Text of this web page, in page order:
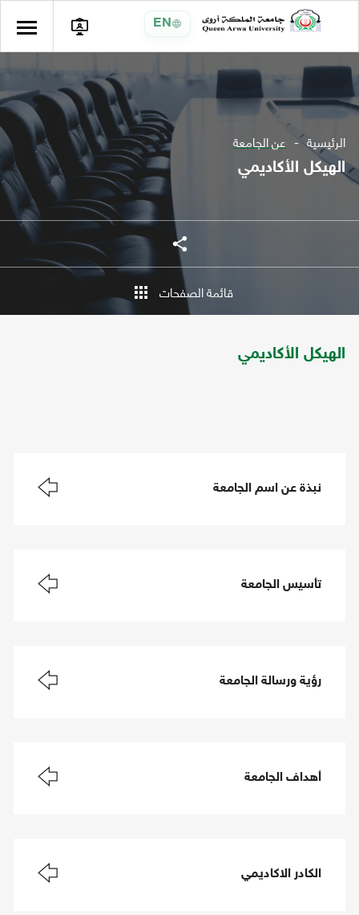
EN
الرئيسية عن الجامعة
الهيكل الأكاديمي
شارك
شارك
قائمة الصفحات
الهيكل الأكاديمي
نبذة عن اسم الجامعة
تأسيس الجامعة
رؤية ورسالة الجامعة
أهداف الجامعة
الكادر الاكاديمي